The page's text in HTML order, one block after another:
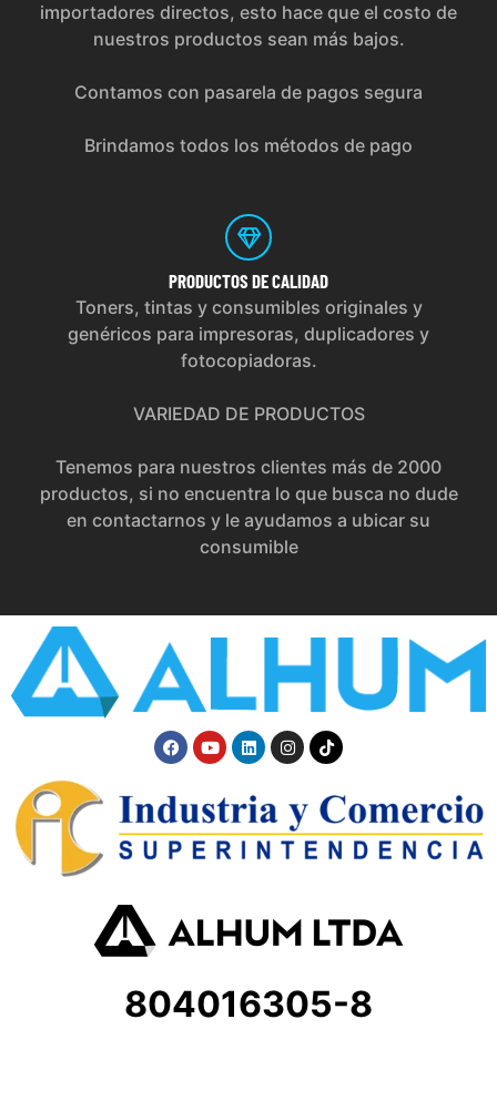
importadores directos, esto hace que el costo de
nuestros productos sean más bajos.
Contamos con pasarela de pagos segura
Brindamos todos los métodos de pago
PRODUCTOS DE CALIDAD
Toners, tintas y consumibles originales y
genéricos para impresoras, duplicadores y
fotocopiadoras.
VARIEDAD DE PRODUCTOS
Tenemos para nuestros clientes más de 2000
productos, si no encuentra lo que busca no dude
en contactarnos y le ayudamos a ubicar su
consumible
804016305-8